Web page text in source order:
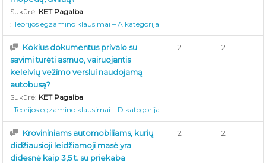
Sukūrė: KET Pagalba
:Teorijos egzamino klausimai – A kategorija
Kokius dokumentus privalo su
savimi turėti asmuo, vairuojantis
keleivių vežimo verslui naudojamą
autobusą?
Sukūrė: KET Pagalba
:Teorijos egzamino klausimai – D kategorija
2 2
Krovininiams automobiliams, kurių
didžiausioji leidžiamoji masė yra
didesnė kaip 3,5 t. su priekaba
2 2